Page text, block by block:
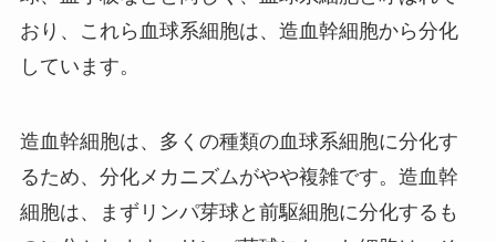
おり、これら血球系細胞は、造血幹細胞から分化
しています。
造血幹細胞は、多くの種類の血球系細胞に分化す
るため、分化メカニズムがやや複雑です。造血幹
細胞は、まずリンパ芽球と前駆細胞に分化するも